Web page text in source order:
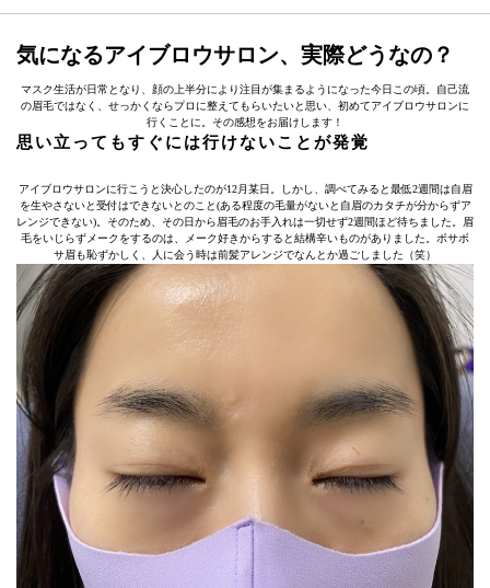
気になるアイブロウサロン、実際どうなの？
マスク生活が日常となり、顔の上半分により注目が集まるようになった今日この頃。自己流
の眉毛ではなく、せっかくならプロに整えてもらいたいと思い、初めてアイブロウサロンに
行くことに。その感想をお届けします！
思い立ってもすぐには行けないことが発覚
アイブロウサロンに行こうと決心したのが12月某日。しかし、調べてみると最低2週間は自眉
を生やさないと受付はできないとのこと(ある程度の毛量がないと自眉のカタチが分からずア
レンジできない)。そのため、その日から眉毛のお手入れは一切せず2週間ほど待ちました。眉
毛をいじらずメークをするのは、メーク好きからすると結構辛いものがありました。ボサボ
サ眉も恥ずかしく、人に会う時は前髪アレンジでなんとか過ごしました（笑）